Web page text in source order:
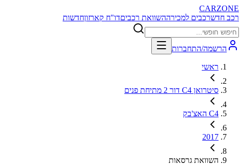
CARZONE
רכב חדשרכבים למכירההשוואת רכביםדו"ח קארזוןחדשות
הרשמה/התחברות
ראשי
סיטרואן C4 דור 2 מתיחת פנים
C4 האצ'בק
2017
השוואת גרסאות